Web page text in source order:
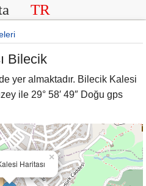
TR
Bilecik
yer almaktadır. Bilecik Kalesi
ile 29° 58′ 49″ Doğu gps
Haritası
×